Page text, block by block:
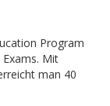
Program
Mit
man 40